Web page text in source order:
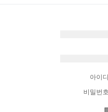
아이
비밀번